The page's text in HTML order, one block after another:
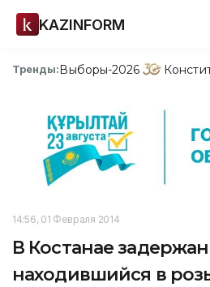
KAZINFORM
Тренды:Выборы-2026
14:56, 01 Февраля 2014
В Костанае
находившийся в